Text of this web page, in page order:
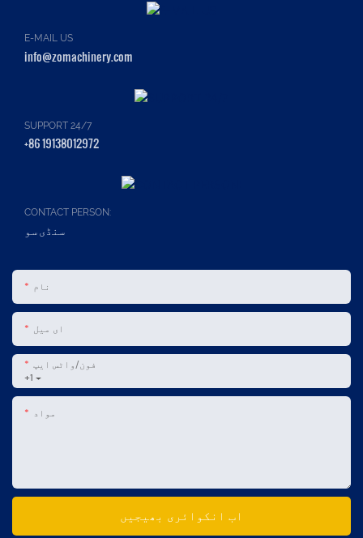
E-MAIL US
info@zomachinery.com
SUPPORT 24/7
+86 19138012972
CONTACT PERSON:
سنڈی سو
نام
ای میل
+1
فون/واٹس ایپ
مواد
اب انکوائری بھیجیں